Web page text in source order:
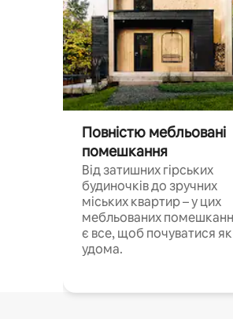
Повністю мебльовані
помешкання
Від затишних гірських
будиночків до зручних
міських квартир – у цих
мебльованих
є все, щоб почуватися як
удома.